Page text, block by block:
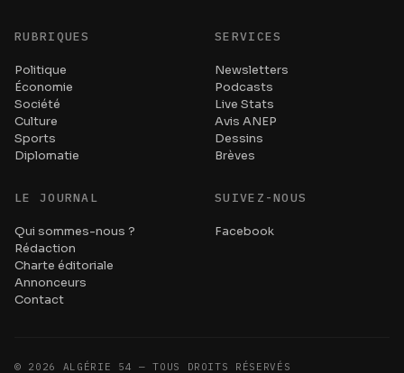
RUBRIQUES
Politique
Économie
Société
Culture
Sports
Diplomatie
SERVICES
Newsletters
Podcasts
Live Stats
Avis ANEP
Dessins
Brèves
LE JOURNAL
Qui sommes-nous ?
Rédaction
Charte éditoriale
Annonceurs
Contact
SUIVEZ-NOUS
Facebook
© 2026 ALGÉRIE 54 — TOUS DROITS RÉSERVÉS